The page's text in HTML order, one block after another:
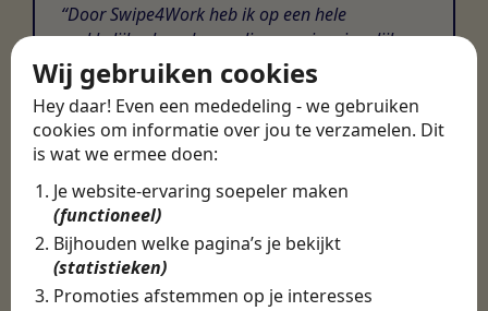
Wij gebruiken cookies
Hey daar! Even een mededeling - we gebruiken
cookies om informatie over jou te verzamelen. Dit
is wat we ermee doen:
Je website-ervaring soepeler maken
(functioneel)
Bijhouden welke pagina’s je bekijkt
(statistieken)
Promoties afstemmen op je interesses
Door Swipe4Work heb ik op een hele
makkelijke, laagdrempelige manier eigenlijk
een hele leuke nieuwe baan gevonden. Met heel
veel nieuwe uitdagingen!
Martijn